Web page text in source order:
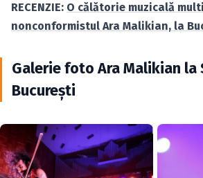
RECENZIE: O călătorie muzicală
nonconformistul Ara Malikian, la
Galerie foto Ara Malikian la
Bucureşti